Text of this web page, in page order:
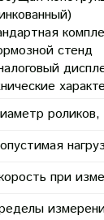
стенд
при